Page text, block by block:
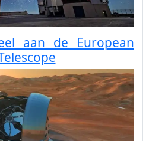
aan de European